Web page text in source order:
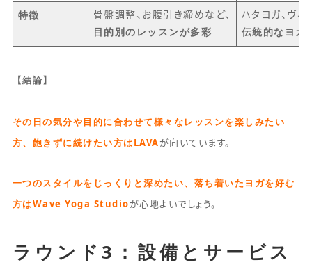
特徴 骨盤調整、お腹引き締めなど、
目的別のレッスンが多彩
ハタヨガ、ヴィ
伝統的なヨガ
【結論】
その日の気分や目的に合わせて様々なレッスンを楽しみたい
方、飽きずに続けたい方はLAVA が向いています。
一つのスタイルをじっくりと深めたい、落ち着いたヨガを好む
方はWave Yoga Studio が心地よいでしょう。
ラウンド3：設備とサービス